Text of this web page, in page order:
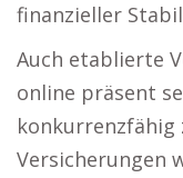
finanzieller
Auch etablierte
online präsent
konkurrenzfähig
Versicherungen